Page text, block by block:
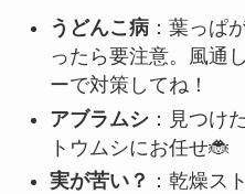
うどんこ病：葉っぱ
ったら要注意。風通
ーで対策してね！
アブラムシ：見つけ
トウムシにお任せ🐞
実が苦い？ ：乾燥ス